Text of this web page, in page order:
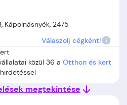
Kápolnásnyék, 2475
Válaszolj cégként!
közül 36 a Otthon és kert
megtekintése